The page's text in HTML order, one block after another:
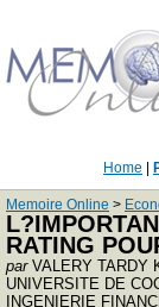
Home
Memoire Online >
RATING
parVALERY TARDY
UNIVERSITE DE
INGENIERIE